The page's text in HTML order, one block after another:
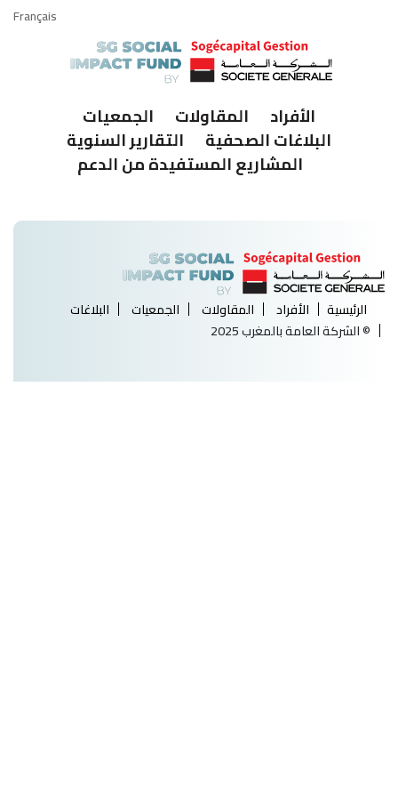
الأفراد المقاولات
الجمعيات
البلاغات الصحفية
التقارير السنوية
المشاريع المستفيدة من الدعم
Français
الرئيسية الأفراد المقاولات الجمعيات
البلاغات
© الشركة العامة بالمغرب 2025